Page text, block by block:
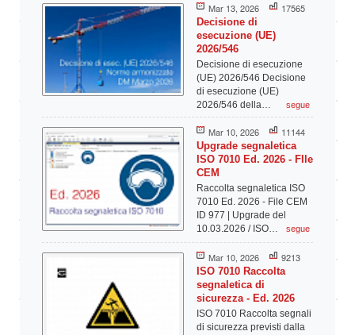
Mar 13, 2026 17565
Decisione di
esecuzione (UE)
2026/546
Decisione di esecuzione
(UE) 2026/546 Decisione
di esecuzione (UE)
2026/546 della…
segue
Mar 10, 2026 11144
Upgrade segnaletica
ISO 7010 Ed. 2026 - FIle
CEM
Raccolta segnaletica ISO
7010 Ed. 2026 - File CEM
ID 977 | Upgrade del
10.03.2026 / ISO…
segue
Mar 10, 2026 9213
ISO 7010 Raccolta
segnaletica di
sicurezza - Ed. 2026
ISO 7010 Raccolta segnali
di sicurezza previsti dalla